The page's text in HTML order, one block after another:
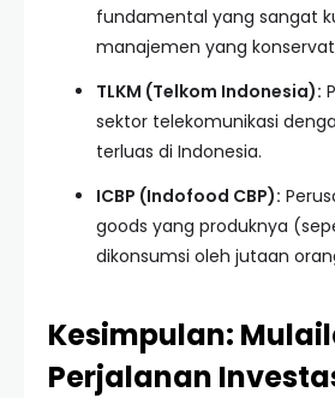
fundamental yang sangat
manajemen yang
TLKM (Telkom Indonesia):
sektor telekomunikasi
terluas di Indonesia.
ICBP (Indofood CBP):
goods yang produknya
dikonsumsi oleh jutaan
Kesimpulan:
Perjalanan